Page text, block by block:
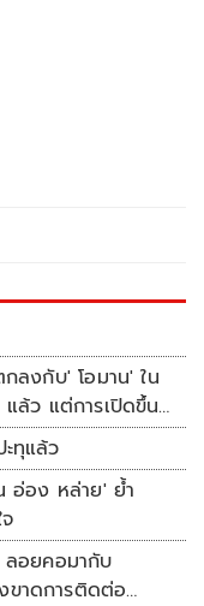
ลงกับ' โอมาน' ใน
ล้ว แต่การเปิดขึ้น
ทุแล้ว
อ่อง หล่าย' ย้ำ
ลอยคอมากับ
ขาดการติดต่อ